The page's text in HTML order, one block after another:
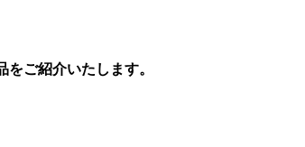
ご紹介いたします。